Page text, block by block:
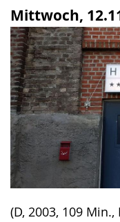
Mittwoch,
(D, 2003, 109 Min.,
Gebärdensprache
wird
angezeigt.